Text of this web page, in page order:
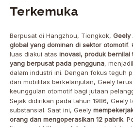
Terkemuka
Berpusat di Hangzhou, Tiongkok, Geely
global yang dominan di sektor otomotif.
luas diakui atas inovasi, produk
yang berpusat pada pengguna,
dalam industri ini. Dengan fokus teguh
dan mobilitas berkelanjutan, Geely
keunggulan otomotif bagi jutaan
Sejak didirikan pada tahun 1986, Geely
substansial. Saat ini, Geely
orang dan mengoperasikan 12 pabrik.